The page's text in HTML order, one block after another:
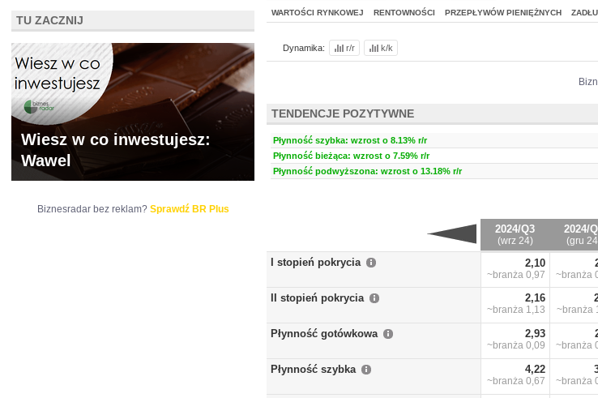
WARTOŚCI RYNKOWEJ RENTOWNOŚCI PRZEPŁYWÓW PIENIĘŻNYCH
Dynamika: r/r k/k
TENDENCJE POZYTYWNE
Płynność szybka: wzrost o 8.13% r/r
Płynność bieżąca: wzrost o 7.59% r/r
Płynność podwyższona: wzrost o 13.18% r/r
2024/Q3
(wrz 24)
2024/
(gru
I stopień pokrycia 2,10
~branża 0,97 ~branża
II stopień pokrycia 2,16
~branża 1,13 ~branża
Płynność gotówkowa 2,93
~branża 0,09 ~branża
Płynność szybka 4,22
~branża 0,67 ~branża
TU ZACZNIJ
Wiesz w co inwestujesz:
Wawel
Biznesradar bez reklam? Sprawdź BR Plus